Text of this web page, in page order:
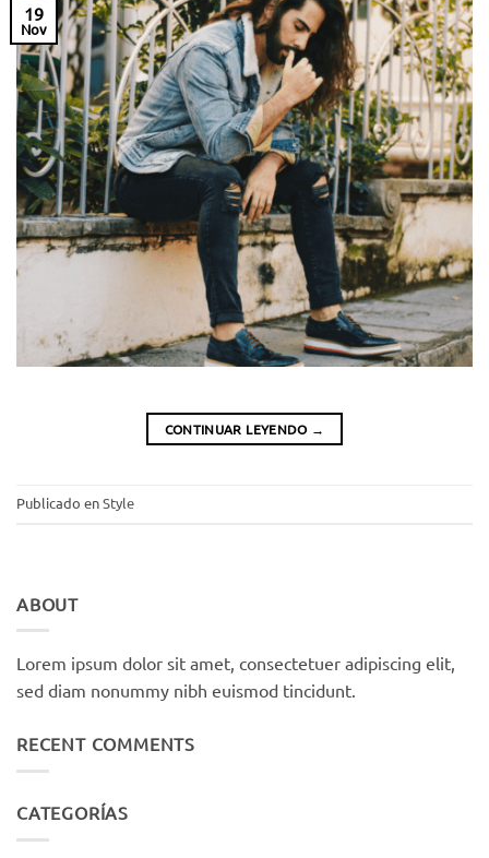
19
Nov
CONTINUAR LEYENDO →
Publicado enStyle
ABOUT
Lorem ipsum dolor sit amet, consectetuer adipiscing elit,
sed diam nonummy nibh euismod tincidunt.
RECENT COMMENTS
CATEGORÍAS